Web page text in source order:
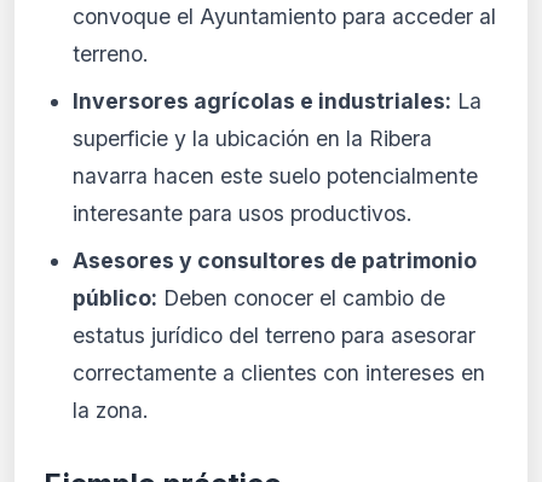
convoque el Ayuntamiento para acceder al
terreno.
Inversores agrícolas e industriales: La
superficie y la ubicación en la Ribera
navarra hacen este suelo potencialmente
interesante para usos productivos.
Asesores y consultores de patrimonio
público: Deben conocer el cambio de
estatus jurídico del terreno para asesorar
correctamente a clientes con intereses en
la zona.